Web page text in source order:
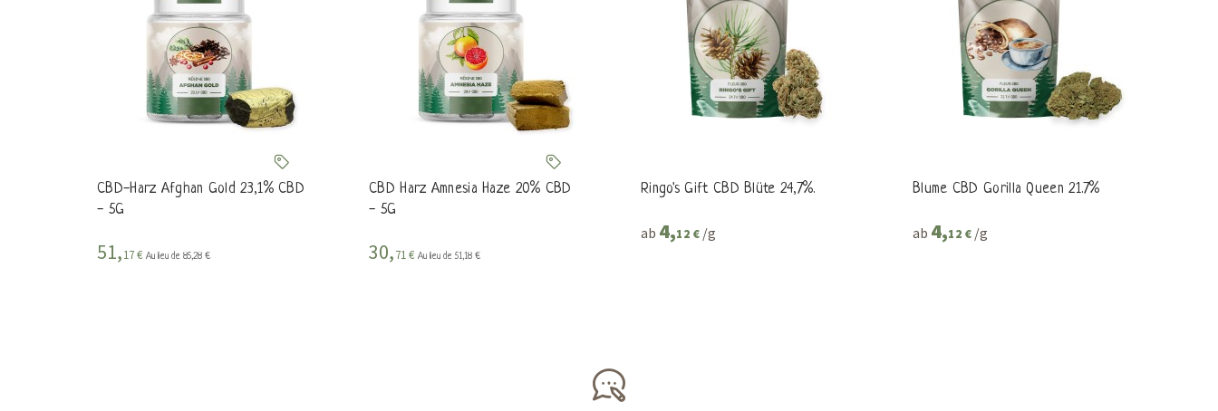
CBD-Harz Afghan Gold 23,1% CBD
- 5G
51,17 € Au lieu de 85,28 €
CBD Harz Amnesia Haze 20% CBD
- 5G
30,71 € Au lieu de 51,18 €
Ringo's Gift CBD Blüte 24,7%.
ab 4,12 € /g
Blume CBD Gorilla Queen 21.7%
ab 4,12 € /g